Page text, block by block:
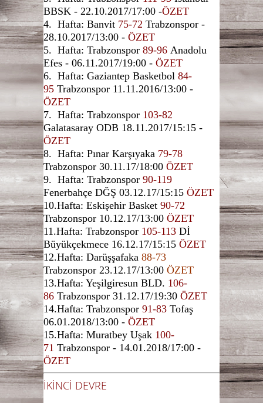
BBSK - 22.10.2017/17:00 -ÖZET
4. Hafta: Banvit 75-72 Trabzonspor -
28.10.2017/13:00 - ÖZET
5. Hafta: Trabzonspor 89-96 Anadolu
Efes - 06.11.2017/19:00 - ÖZET
6. Hafta: Gaziantep Basketbol 84-
95 Trabzonspor 11.11.2016/13:00 -
ÖZET
7. Hafta: Trabzonspor 103-82
Galatasaray ODB 18.11.2017/15:15 -
ÖZET
8. Hafta: Pınar Karşıyaka 79-78
Trabzonspor 30.11.17/18:00 ÖZET
9. Hafta: Trabzonspor 90-119
Fenerbahçe DĞŞ 03.12.17/15:15 ÖZET
10.Hafta: Eskişehir Basket 90-72
Trabzonspor 10.12.17/13:00 ÖZET
11.Hafta: Trabzonspor 105-113 Dİ
Büyükçekmece 16.12.17/15:15 ÖZET
12.Hafta: Darüşşafaka 88-73
Trabzonspor 23.12.17/13:00 ÖZET
13.Hafta: Yeşilgiresun BLD. 106-
86 Trabzonspor 31.12.17/19:30 ÖZET
14.Hafta: Trabzonspor 91-83 Tofaş
06.01.2018/13:00 - ÖZET
15.Hafta: Muratbey Uşak 100-
71 Trabzonspor - 14.01.2018/17:00 -
ÖZET
İKİNCİ DEVRE